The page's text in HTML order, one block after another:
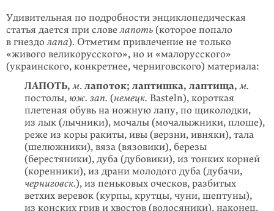
Удивительная по подробности энциклопедическая
статья дается при словелапоть (которое попало
в гнездолапа). Отметим привлечение не только
«живого великорусского», но и «малорусского»
(украинского, конкретнее, черниговского) материала:
ЛÁПОТЬ, м. лапоток; лаптишка, лаптища, м.
постолы, юж. зап. (немецк. Ваsteln), короткая
плетеная обувь на ножную лапу, по щиколодки,
из лык (лычники), мочалы (мочалыжники, плоше),
реже из коры ракиты, ивы (верзни, ивняки), тала
(шелюжники), вяза (вязовики), березы
(берестяники), дуба (дубовики), из тонких корней
(коренники), из драни молодого дуба (дубачи,
черниговск.), из пеньковых оческов, разбитых
ветхих веревок (курпы, крутцы, чуни, шептуны),
из конских грив и хвостов (волосяники), наконец,